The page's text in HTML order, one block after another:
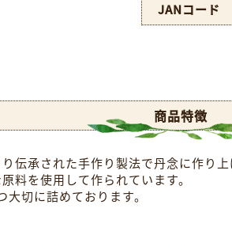
JANコード
商品特徴
伝承された手作り製法で丹念に作り上
料を使用して作られています。
切に詰めております。